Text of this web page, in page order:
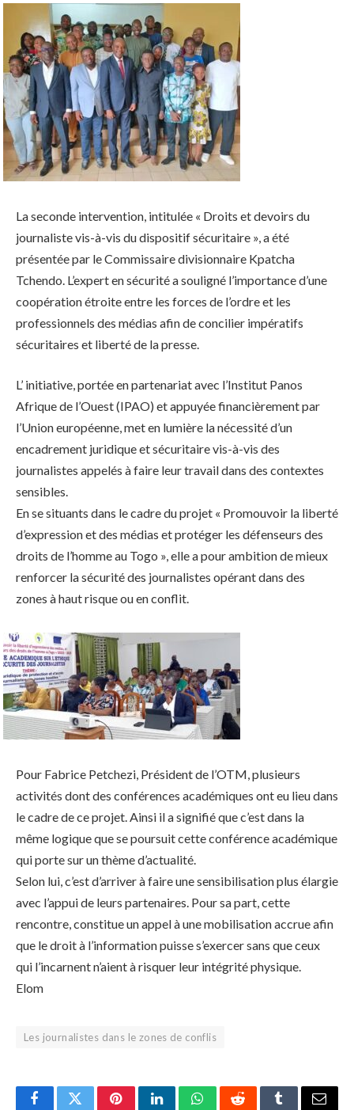
La seconde intervention, intitulée « Droits et devoirs du
journaliste vis-à-vis du dispositif sécuritaire », a été
présentée par le Commissaire divisionnaire Kpatcha
Tchendo. L’expert en sécurité a souligné l’importance d’une
coopération étroite entre les forces de l’ordre et les
professionnels des médias afin de concilier impératifs
sécuritaires et liberté de la presse.
L’ initiative, portée en partenariat avec l’Institut Panos
Afrique de l’Ouest (IPAO) et appuyée financièrement par
l’Union européenne, met en lumière la nécessité d’un
encadrement juridique et sécuritaire vis-à-vis des
journalistes appelés à faire leur travail dans des contextes
sensibles.
En se situants dans le cadre du projet « Promouvoir la liberté
d’expression et des médias et protéger les défenseurs des
droits de l’homme au Togo », elle a pour ambition de mieux
renforcer la sécurité des journalistes opérant dans des
zones à haut risque ou en conflit.
Pour Fabrice Petchezi, Président de l’OTM, plusieurs
activités dont des conférences académiques ont eu lieu dans
le cadre de ce projet. Ainsi il a signifié que c’est dans la
même logique que se poursuit cette conférence académique
qui porte sur un thème d’actualité.
Selon lui, c’est d’arriver à faire une sensibilisation plus élargie
avec l’appui de leurs partenaires. Pour sa part, cette
rencontre, constitue un appel à une mobilisation accrue afin
que le droit à l’information puisse s’exercer sans que ceux
qui l’incarnent n’aient à risquer leur intégrité physique.
Elom
Les journalistes dans le zones de conflis